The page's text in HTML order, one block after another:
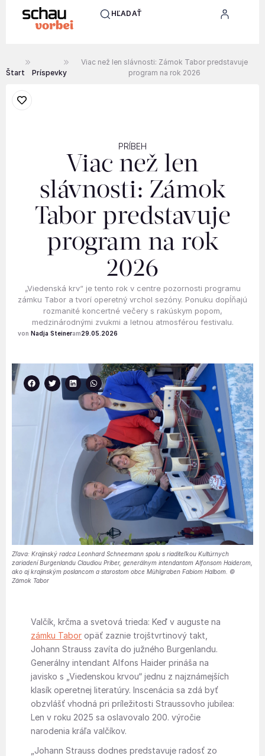
HĽADAŤ
Štart Príspevky
Viac než len slávnosti: Zámok Tabor predstavuje
program na rok 2026
PRÍBEH
Viac než len
slávnosti: Zámok
Tabor predstavuje
program na rok
2026
„Viedenská krv“ je tento rok v centre pozornosti programu
zámku Tabor a tvorí operetný vrchol sezóny. Ponuku dopĺňajú
rozmanité koncertné večery s rakúskym popom,
medzinárodnými zvukmi a letnou atmosférou festivalu.
Nadja Steiner 29.05.2026
Zľava: Krajinský radca Leonhard Schneemann spolu s riaditeľkou Kultúrnych
zariadení Burgenlandu Claudiou Priber, generálnym intendantom Alfonsom Haiderom,
ako aj krajinským poslancom a starostom obce Mühlgraben Fabiom Halbom. ©
Zámok Tabor
Valčík, krčma a svetová trieda: Keď v auguste na
zámku Tabor opäť zaznie trojštvrtinový takt,
Johann Strauss zavíta do južného Burgenlandu.
Generálny intendant Alfons Haider prináša na
javisko s „Viedenskou krvou“ jednu z najznámejších
klasík operetnej literatúry. Inscenácia sa zdá byť
obzvlášť vhodná pri príležitosti Straussovho jubilea:
Len v roku 2025 sa oslavovalo 200. výročie
narodenia kráľa valčíkov.
„Johann Strauss dodnes predstavuje radosť zo